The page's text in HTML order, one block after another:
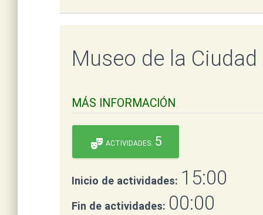
Museo de la
MÁS INFORMACIÓN
theater_comedy ACTIVIDADES: 5
Inicio de actividades: 15:00
Fin de actividades: 00:00